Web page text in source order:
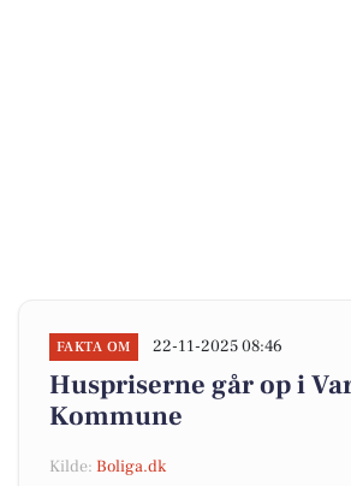
FAKTA OM 22-11-2025 08:46
Huspriserne går op i
Kommune
Kilde: Boliga.dk